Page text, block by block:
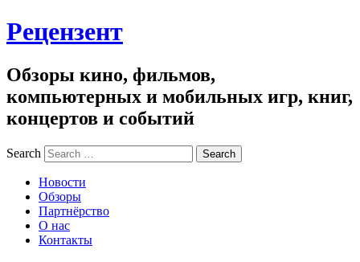
Рецензент
Обзоры кино, фильмов,
компьютерных и мобильных игр, книг,
концертов и событий
Search
Новости
Обзоры
Партнёрство
О нас
Контакты